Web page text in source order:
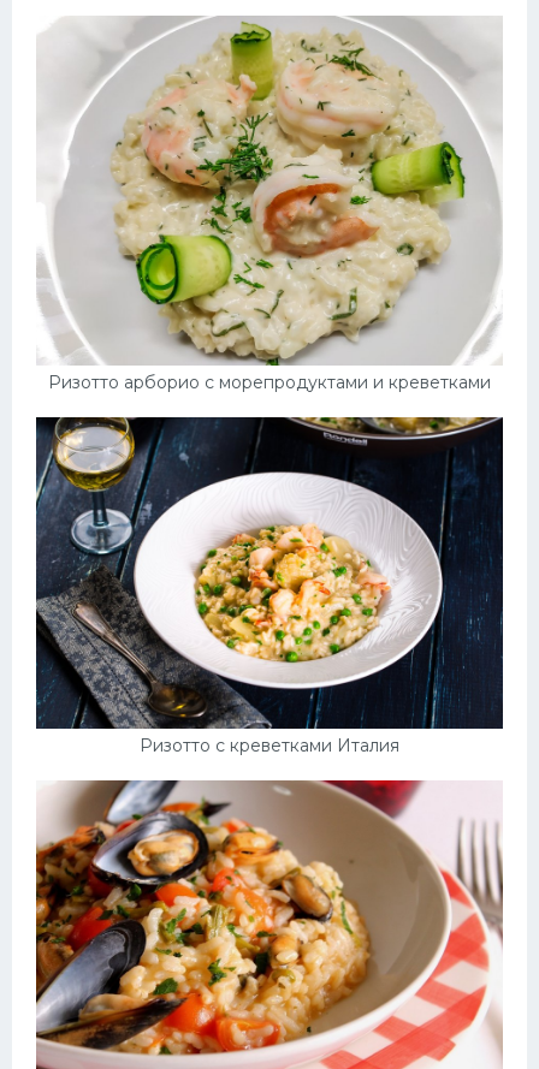
Ризотто арборио с морепродуктами и креветками
Ризотто с креветками Италия